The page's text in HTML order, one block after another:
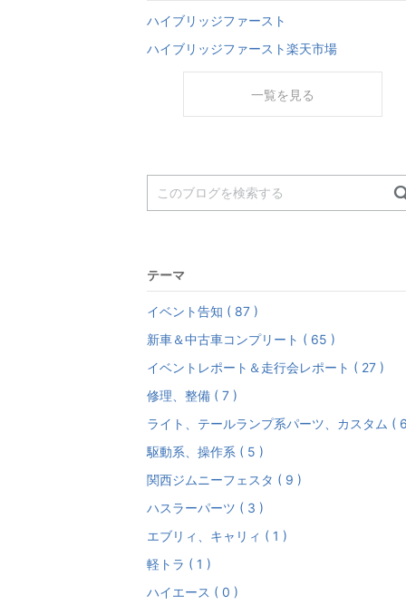
ハイブリッジファースト
ハイブリッジファースト楽天市場
一覧を見る
テーマ
イベント告知 ( 87 )
新車＆中古車コンプリート ( 65 )
イベントレポート＆走行会レポート ( 27 )
修理、整備 ( 7 )
ライト、テールランプ系パーツ、カスタム (
駆動系、操作系 ( 5 )
関西ジムニーフェスタ ( 9 )
ハスラーパーツ ( 3 )
エブリィ、キャリィ ( 1 )
軽トラ ( 1 )
ハイエース ( 0 )